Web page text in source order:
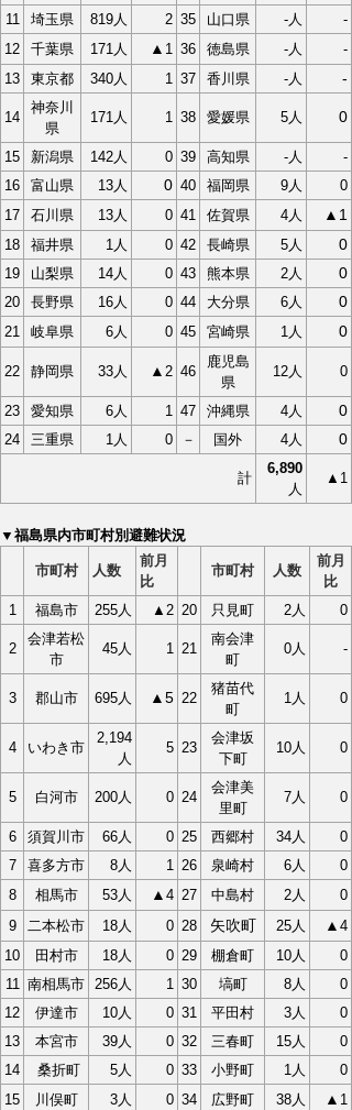
11 埼玉県 819人 2 35 山口県 -人
-
12
千葉県 171人 ▲ 1 36 徳島県 -人
-
13
東京都 340人 1 37 香川県 -人 -
14
神奈川
県
171人 1 38 愛媛県 5人 0
15 新潟県 142人 0 39 高知県 -人
-
16
富山県 13人 0 40 福岡県 9人
0
17
石川県 13人 0 41 佐賀県 4人 ▲ 1
18 福井県 1人 0 42 長崎県 5人 0
19 山梨県 14人 0 43 熊本県 2人 0
20 長野県 16人 0 44 大分県 6人 0
21 岐阜県 6人 0 45 宮崎県 1人 0
22 静岡県 33人 ▲ 2 46
鹿児島
県
12人 0
23 愛知県 6人 1 47 沖縄県 4人 0
24 三重県 1人 0 － 国外 4人 0
計
6,890
人
▲1
▼福島県内市町村別避難状況
市町村 人数
前月
比
市町村 人数
前月
比
1
福島市 255人 ▲2 20 只見町 2人 0
2
会津若松
市
45人 1 21
南会津
町
0人 -
3 郡山市 695人 ▲5 22
猪苗代
町
1人 0
4 いわき市
2,194
人
5 23
会津坂
下町
10人 0
5 白河市 200人 0 24
会津美
里町
7人 0
6 須賀川市 66人 0 25 西郷村 34人
0
7
喜多方市 8人 1 26 泉崎村 6人
0
8
相馬市 53人 ▲ 4 27 中島村 2人
0
9
二本松市 18人 0 28 矢吹町 25人 ▲ 4
10
田村市 18人 0 29 棚倉町 10人
0
11 南相馬市 256人 1 30 塙町 8人
0
12
伊達市 10人 0 31 平田村 3人
0
13
本宮市 39人 0 32 三春町 15人
0
14
桑折町 5人 0 33 小野町 1人
0
15
川俣町 3人 0 34 広野町 38人 ▲ 1